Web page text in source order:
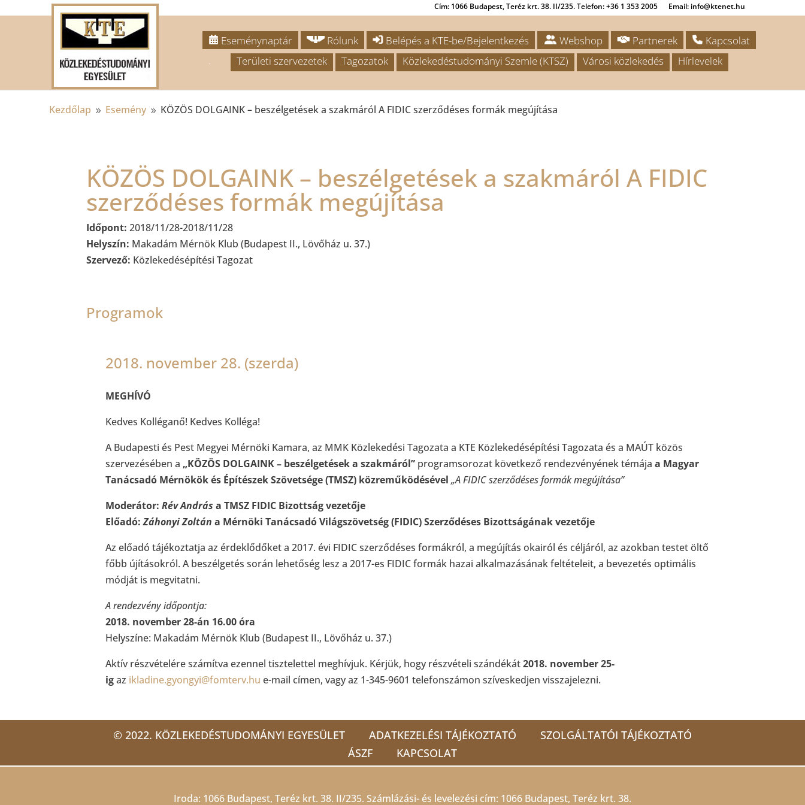
Cím: 1066 Budapest, Teréz krt. 38. II/235. Telefon: +36 1 353 2005 Email: info@ktenet.hu
Eseménynaptár Rólunk Belépés a KTE-be/Bejelentkezés Webshop Partnerek
Kapcsolat
.
Területi szervezetek Tagozatok Közlekedéstudományi Szemle (KTSZ) Városi közlekedés Hírlevelek
Kezdőlap 9 Esemény 9 KÖZÖS DOLGAINK – beszélgetések a szakmáról A FIDIC szerződéses formák megújítása
KÖZÖS DOLGAINK – beszélgetések a szakmáról A FIDIC
szerződéses formák megújítása
Időpont: 2018/11/28-2018/11/28
Helyszín: Makadám Mérnök Klub (Budapest II., Lövőház u. 37.)
Szervező: Közlekedésépítési Tagozat
Programok
2018. november 28. (szerda)
MEGHÍVÓ
Kedves Kolléganő! Kedves Kolléga!
A Budapesti és Pest Megyei Mérnöki Kamara, az MMK Közlekedési Tagozata a KTE Közlekedésépítési Tagozata és a MAÚT közös
szervezésében a „KÖZÖS DOLGAINK – beszélgetések a szakmáról” programsorozat következő rendezvényének témájaa Magyar
Tanácsadó Mérnökök és Építészek Szövetsége (TMSZ) közreműködésével„A FIDIC szerződéses formák megújítása”
Moderátor: Rév Andrása TMSZ FIDIC Bizottság vezetője
Előadó:Záhonyi Zoltán a Mérnöki Tanácsadó Világszövetség (FIDIC) Szerződéses Bizottságának vezetője
Az előadó tájékoztatja az érdeklődőket a 2017. évi FIDIC szerződéses formákról, a megújítás okairól és céljáról, az azokban testet öltő
főbb újításokról. A beszélgetés során lehetőség lesz a 2017-es FIDIC formák hazai alkalmazásának feltételeit, a bevezetés optimális
módját is megvitatni.
A rendezvény időpontja:
2018. november 28-án 16.00 óra
Helyszíne: Makadám Mérnök Klub (Budapest II., Lövőház u. 37.)
Aktív részvételére számítva ezennel tisztelettel meghívjuk. Kérjük, hogy részvételi szándékát2018. november 25-
igaz ikladine.gyongyi@fomterv.hu e-mail címen, vagy az 1-345-9601 telefonszámon szíveskedjen visszajelezni.
© 2022. KÖZLEKEDÉSTUDOMÁNYI EGYESÜLET ADATKEZELÉSI TÁJÉKOZTATÓ
SZOLGÁLTATÓI TÁJÉKOZTATÓ
ÁSZF
KAPCSOLAT
Iroda: 1066 Budapest, Teréz krt. 38. II/235. Számlázási- és levelezési cím: 1066 Budapest, Teréz krt. 38.